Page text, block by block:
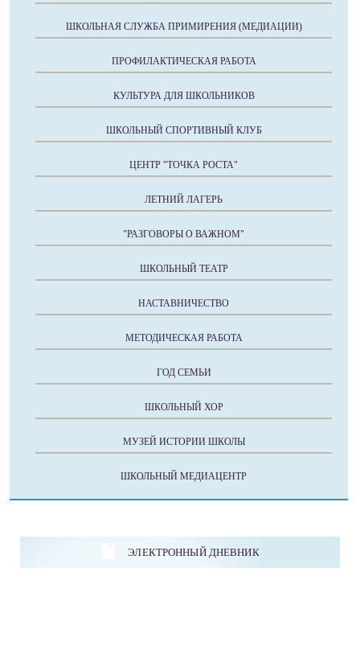
ШКОЛЬНАЯ СЛУЖБА ПРИМИРЕНИЯ (МЕДИАЦИИ)
ПРОФИЛАКТИЧЕСКАЯ РАБОТА
КУЛЬТУРА ДЛЯ ШКОЛЬНИКОВ
ШКОЛЬНЫЙ СПОРТИВНЫЙ КЛУБ
ЦЕНТР "ТОЧКА РОСТА"
ЛЕТНИЙ ЛАГЕРЬ
"РАЗГОВОРЫ О ВАЖНОМ"
ШКОЛЬНЫЙ ТЕАТР
НАСТАВНИЧЕСТВО
МЕТОДИЧЕСКАЯ РАБОТА
ГОД СЕМЬИ
ШКОЛЬНЫЙ ХОР
МУЗЕЙ ИСТОРИИ ШКОЛЫ
ШКОЛЬНЫЙ МЕДИАЦЕНТР
ЭЛЕКТРОННЫЙ ДНЕВНИК